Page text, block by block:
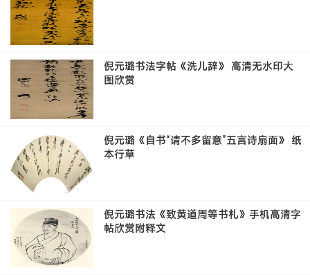
倪元璐书法字帖《洗儿辞》 高清无水印大
图欣赏
倪元璐《自书“请不多留意”五言诗扇面》 纸
本行草
倪元璐书法《致黄道周等书札》手机高清字
帖欣赏附释文